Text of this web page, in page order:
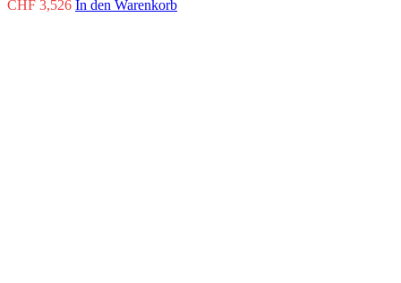
CHF 3,526 In den Warenkorb